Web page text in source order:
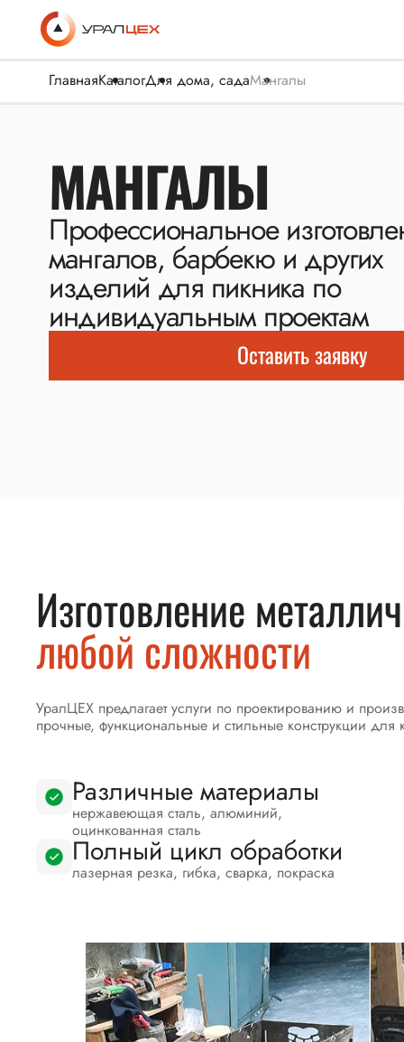
ГлавнаяКаталогДля дома, садаМангалы
МАНГАЛЫ
Профессиональное
мангалов, барбекю и других
изделий для пикника по
индивидуальным проектам
Оставить заявку
Изготовление
любой сложности
УралЦЕХ предлагает услуги по проектированию и
прочные, функциональные и стильные конструкции для
Различные материалы
нержавеющая сталь, алюминий,
оцинкованная сталь
Полный цикл обработки
лазерная резка, гибка, сварка, покраска